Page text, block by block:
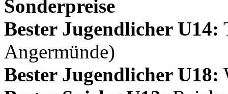
Sonderpreise
Bester Jugendlicher U14:
Angermünde)
Bester Jugendlicher U18: